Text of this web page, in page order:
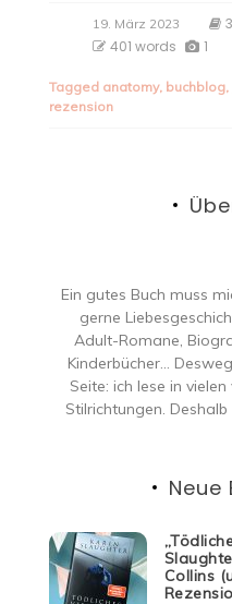
19. März 2023
401 words
1
Tagged anatomy, buchblog,
rezension
Ein gutes Buch muss
gerne
Adult-Romane,
Kinderbücher…
Seite: ich lese in
Stilrichtungen.
Neue
Collins